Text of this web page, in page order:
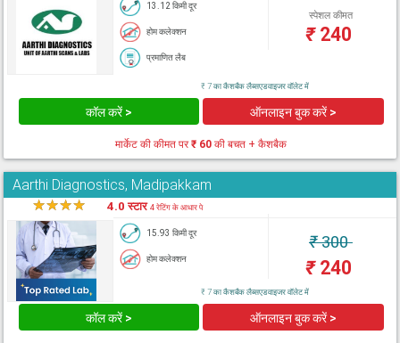
13.12 किमी दूर
होम कलेक्शन
प्रमाणित लैब
स्पेशल कीमत
₹240
₹ 7 का कैशबैक लैब्सएडवाइजर वॉलेट में
कॉल करें > ऑनलाइन बुक करें >
मार्केट की कीमत पर₹ 60 की बचत + कैशबैक
Aarthi Diagnostics, Madipakkam
★★★★ 4.0 स्टार4 रेटिंग के आधार पे
15.93 किमी दूर
होम कलेक्शन
₹300
₹240
₹ 7 का कैशबैक लैब्सएडवाइजर वॉलेट में
कॉल करें > ऑनलाइन बुक करें >